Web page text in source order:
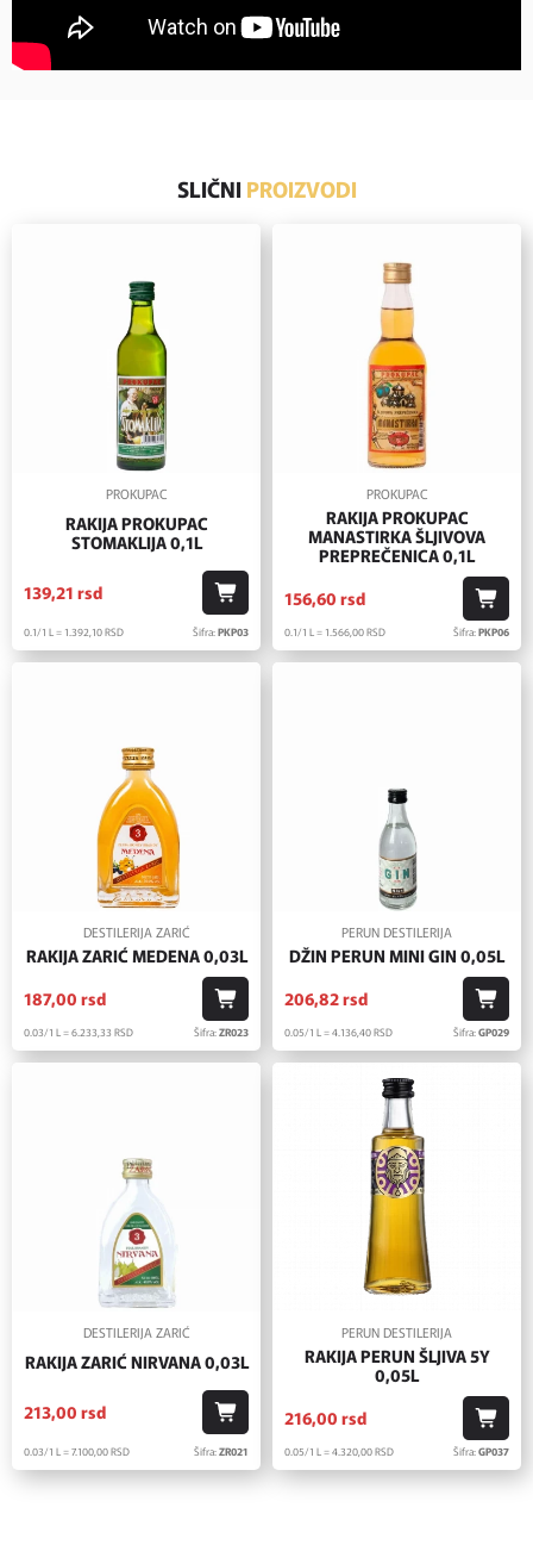
SLIČNI PROIZVODI
PROKUPAC
RAKIJA PROKUPAC
STOMAKLIJA 0,1L
139,21 rsd
0.1/1 L = 1.392,10RSD Šifra:PKP03
PROKUPAC
RAKIJA PROKUPAC
MANASTIRKA ŠLJIVOVA
PREPREČENICA 0,1L
156,60 rsd
0.1/1 L = 1.566,00RSD Šifra:PKP06
DESTILERIJA ZARIĆ
RAKIJA ZARIĆ MEDENA 0,03L
187,00 rsd
0.03/1 L = 6.233,33 RSD Šifra:ZR023
PERUN DESTILERIJA
DŽIN PERUN MINI GIN 0,05L
206,82rsd
0.05/1 L = 4.136,40RSD Šifra:GP029
DESTILERIJA ZARIĆ
RAKIJA ZARIĆ NIRVANA 0,03L
213,00 rsd
0.03/1 L = 7.100,00RSD Šifra:ZR021
PERUN DESTILERIJA
RAKIJA PERUN ŠLJIVA 5Y
0,05L
216,00 rsd
0.05/1 L = 4.320,00RSD Šifra:GP037